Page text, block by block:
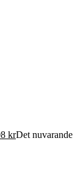
krDet nuvarande